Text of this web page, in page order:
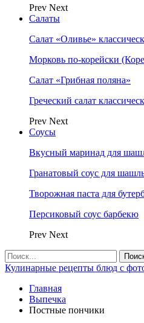
Prev Next
Салаты
Салат «Оливье»
Морковь по-корейски
Салат «Грибная поляна»
Греческий салат
Prev Next
Соусы
Вкусный маринад для
Гранатовый соус для
Творожная паста для
Персиковый соус барбекю
Prev Next
Кулинарные рецепты блюд с
Главная
Выпечка
Постные пончики